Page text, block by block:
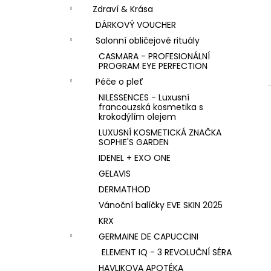
Zdraví & Krása
DÁRKOVÝ VOUCHER
Salonní obličejové rituály
CASMARA - PROFESIONÁLNÍ
PROGRAM EYE PERFECTION
Péče o pleť
NILESSENCES - Luxusní
francouzská kosmetika s
krokodýlím olejem
LUXUSNÍ KOSMETICKÁ ZNAČKA
SOPHIE'S GARDEN
IDENEL + EXO ONE
GELAVIS
DERMATHOD
Vánoční balíčky EVE SKIN 2025
KRX
GERMAINE DE CAPUCCINI
ELEMENT IQ - 3 REVOLUČNÍ SÉRA
HAVLIKOVA APOTÉKA
KK KOLAGEN HYDROLIZOVANÝ KOLAGEN
S PŘÍCHUTÍ MALINY
1 590 Kč